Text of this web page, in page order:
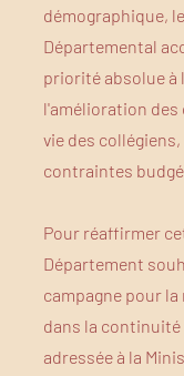
démographique,
Départemental
priorité absolue à
l'amélioration
vie des
contraintes
Pour réaffirmer
Département
campagne pour
dans la
adressée à la